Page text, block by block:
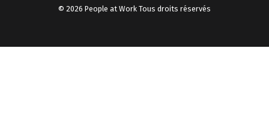
© 2026 People at Work Tous droits réservés